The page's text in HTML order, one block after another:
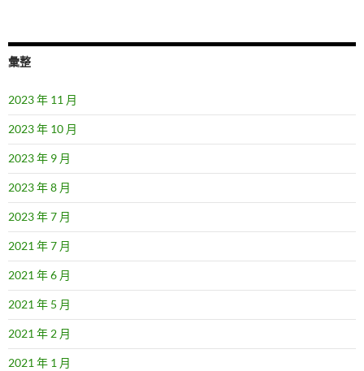
彙整
2023 年 11 月
2023 年 10 月
2023 年 9 月
2023 年 8 月
2023 年 7 月
2021 年 7 月
2021 年 6 月
2021 年 5 月
2021 年 2 月
2021 年 1 月